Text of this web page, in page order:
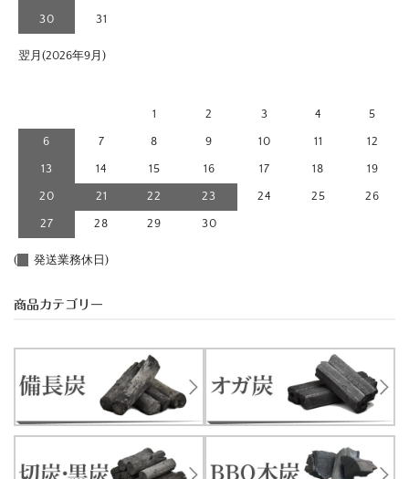
30 31
翌月(2026年9月)
1 2 3 4 5
6 7 8 9 10 11 12
13 14 15 16 17 18 19
20 21 22 23 24 25 26
27 28 29 30
( 発送業務休日)
商品カテゴリー